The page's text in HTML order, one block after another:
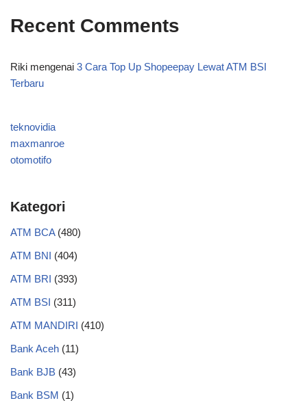
Recent Comments
Riki mengenai 3 Cara Top Up Shopeepay Lewat ATM BSI
Terbaru
teknovidia
maxmanroe
otomotifo
Kategori
ATM BCA(480)
ATM BNI (404)
ATM BRI (393)
ATM BSI (311)
ATM MANDIRI (410)
Bank Aceh (11)
Bank BJB (43)
Bank BSM (1)